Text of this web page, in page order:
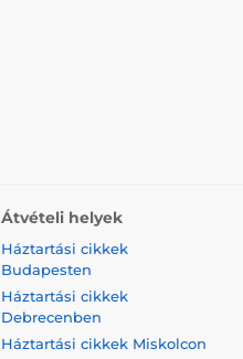
Átvételi helyek
Háztartási cikkek
Budapesten
Háztartási cikkek
Debrecenben
Háztartási cikkek Miskolcon